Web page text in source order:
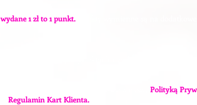
wydane 1 zł to 1 punkt.
Polityką
Regulamin Kart Klienta.